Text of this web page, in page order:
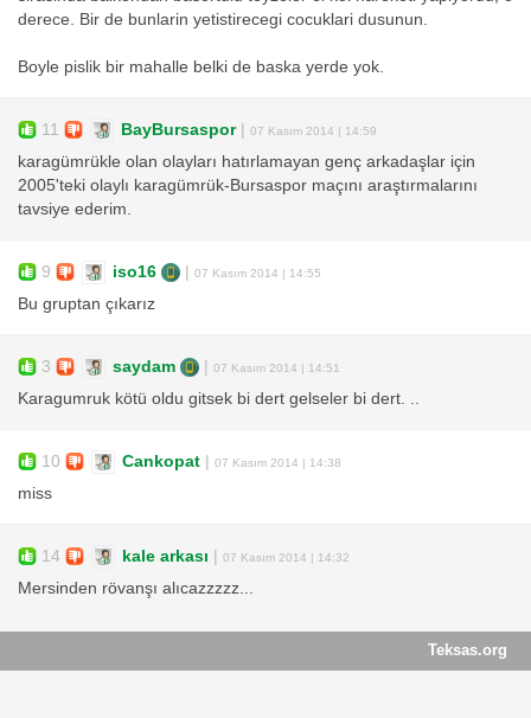
derece. Bir de bunlarin yetistirecegi cocuklari dusunun.
Boyle pislik bir mahalle belki de baska yerde yok.
11 BayBursaspor| 07 Kasım 2014 | 14:59
karagümrükle olan olayları hatırlamayan genç arkadaşlar için
2005'teki olaylı karagümrük-Bursaspor maçını araştırmalarını
tavsiye ederim.
9 iso16 | 07 Kasım 2014 | 14:55
Bu gruptan çıkarız
3 saydam | 07 Kasım 2014 | 14:51
Karagumruk kötü oldu gitsek bi dert gelseler bi dert. ..
10 Cankopat | 07 Kasım 2014 | 14:38
miss
14 kale arkası | 07 Kasım 2014 | 14:32
Mersinden rövanşı alıcazzzzz...
Teksas.org